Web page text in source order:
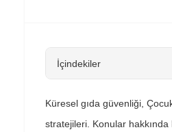
İçindekiler
Küresel gıda güvenliği,
stratejileri. Konular hakkında